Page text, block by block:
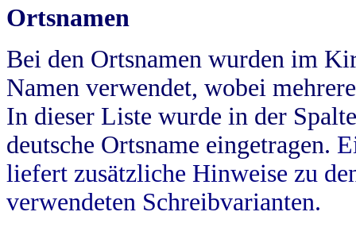
Ortsnamen
Bei den Ortsnamen wurden im
Namen verwendet, wobei
In dieser Liste wurde in der
deutsche Ortsname eingetragen.
liefert zusätzliche Hinweise zu
verwendeten Schreibvarianten.